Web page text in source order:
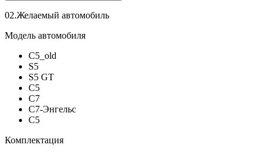
02.Желаемый автомобиль
Модель автомобиля
C5_old
S5
S5 GT
C5
C7
C7-Энгельс
C5
Комплектация